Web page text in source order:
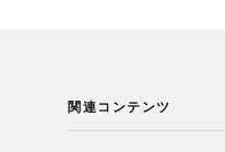
関連コンテンツ